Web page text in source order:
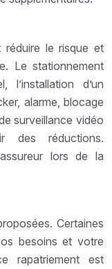
réduire le risque et
Le stationnement
l’installation d’un
alarme, blocage
surveillance vidéo
des réductions.
lors de la
Certaines
besoins et votre
rapatriement est